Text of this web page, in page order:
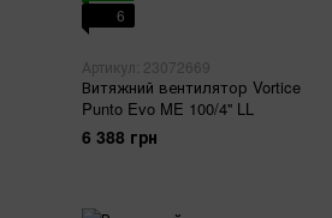
6
Артикул: 23072669
Витяжний вентилятор Vortice
Punto Evo ME 100/4'' LL
6 388 грн